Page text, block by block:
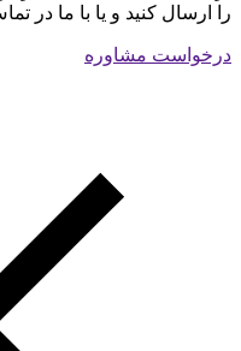
را ارسال کنید و یا با ما در
درخواست مشاوره